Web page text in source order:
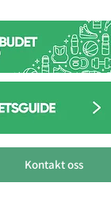
Kontakt oss